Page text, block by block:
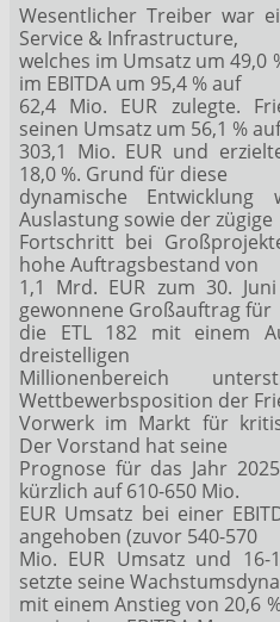
Wesentlicher Treiber war
Service & Infrastructure,
welches im Umsatz um 49,0
im EBITDA um 95,4 % auf
62,4 Mio. EUR zulegte.
seinen Umsatz um 56,1 % auf
303,1 Mio. EUR und
18,0 %. Grund für diese
dynamische
Auslastung sowie der zügige
Fortschritt bei
hohe Auftragsbestand von
1,1 Mrd. EUR zum 30.
gewonnene Großauftrag für
die ETL 182 mit einem
dreistelligen
Millionenbereich
Wettbewerbsposition der
Vorwerk im Markt für
Der Vorstand hat seine
Prognose für das Jahr
kürzlich auf 610-650 Mio.
EUR Umsatz bei einer
angehoben (zuvor 540-570
Mio. EUR Umsatz und 16-
setzte seine
mit einem Anstieg von 20,6